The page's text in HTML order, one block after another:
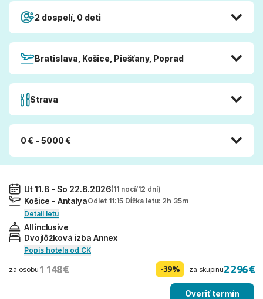
2 dospelí, 0 deti
Bratislava, Košice, Piešťany, Poprad
Strava
0 € - 5000 €
Ut 11.8 - So 22.8.2026(11 nocí/12 dní)
Košice - AntalyaOdlet 11:15 Dĺžka letu: 2h 35m
Detail letu
All inclusive
Dvojlôžková izba Annex
Popis hotela od CK
za osobu 1 148 € -39% za skupinu2 296 €
Overiť termín